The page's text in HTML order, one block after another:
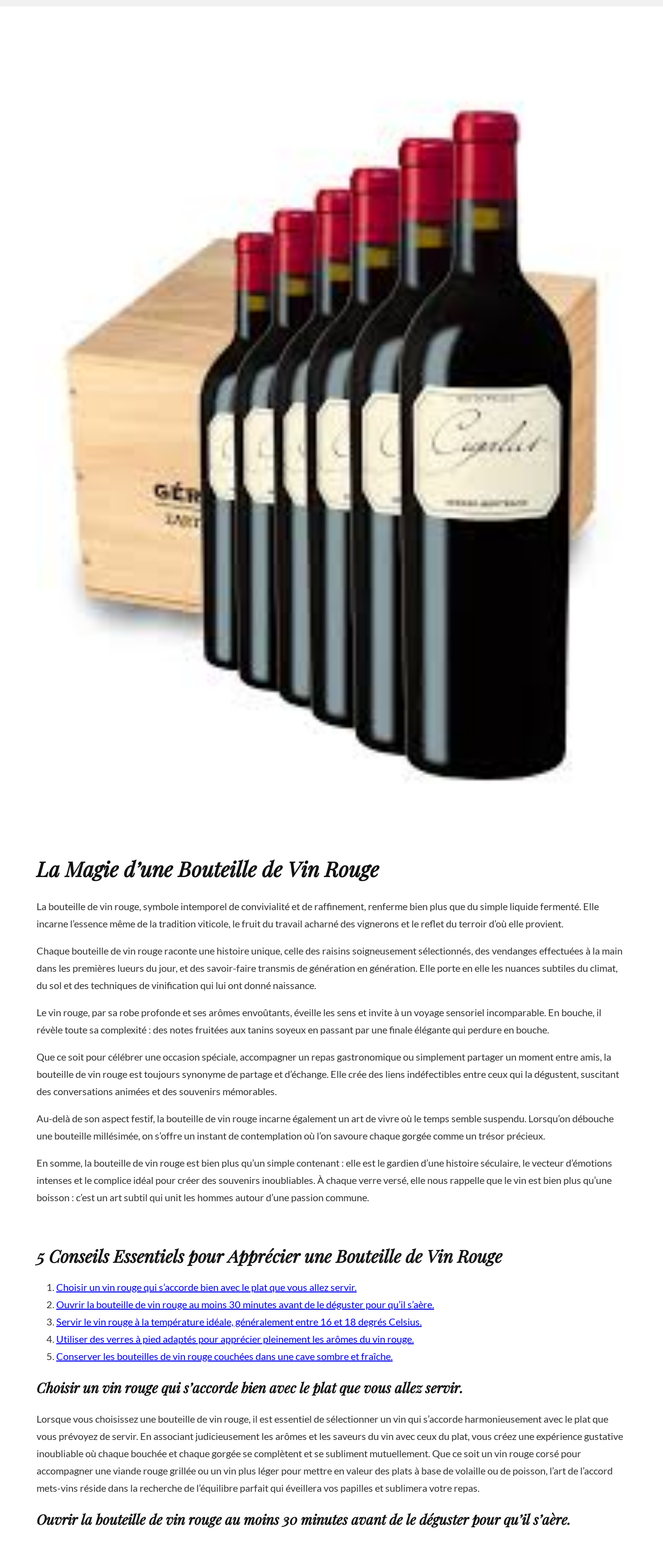
La Magie d’une Bouteille de Vin Rouge
La bouteille de vin rouge, symbole intemporel de convivialité et de raffinement, renferme bien plus que du simple liquide fermenté. Elle
incarne l’essence même de la tradition viticole, le fruit du travail acharné des vignerons et le reflet du terroir d’où elle provient.
Chaque bouteille de vin rouge raconte une histoire unique, celle des raisins soigneusement sélectionnés, des vendanges effectuées à la main
dans les premières lueurs du jour, et des savoir-faire transmis de génération en génération. Elle porte en elle les nuances subtiles du climat,
du sol et des techniques de vinification qui lui ont donné naissance.
Le vin rouge, par sa robe profonde et ses arômes envoûtants, éveille les sens et invite à un voyage sensoriel incomparable. En bouche, il
révèle toute sa complexité : des notes fruitées aux tanins soyeux en passant par une finale élégante qui perdure en bouche.
Que ce soit pour célébrer une occasion spéciale, accompagner un repas gastronomique ou simplement partager un moment entre amis, la
bouteille de vin rouge est toujours synonyme de partage et d’échange. Elle crée des liens indéfectibles entre ceux qui la dégustent, suscitant
des conversations animées et des souvenirs mémorables.
Au-delà de son aspect festif, la bouteille de vin rouge incarne également un art de vivre où le temps semble suspendu. Lorsqu’on débouche
une bouteille millésimée, on s’offre un instant de contemplation où l’on savoure chaque gorgée comme un trésor précieux.
En somme, la bouteille de vin rouge est bien plus qu’un simple contenant : elle est le gardien d’une histoire séculaire, le vecteur d’émotions
intenses et le complice idéal pour créer des souvenirs inoubliables. À chaque verre versé, elle nous rappelle que le vin est bien plus qu’une
boisson : c’est un art subtil qui unit les hommes autour d’une passion commune.
5 Conseils Essentiels pour Apprécier une Bouteille de Vin Rouge
Choisir un vin rouge qui s’accorde bien avec le plat que vous allez servir.
Ouvrir la bouteille de vin rouge au moins 30 minutes avant de le déguster pour qu’il s’aère.
Servir le vin rouge à la température idéale, généralement entre 16 et 18 degrés Celsius.
Utiliser des verres à pied adaptés pour apprécier pleinement les arômes du vin rouge.
Conserver les bouteilles de vin rouge couchées dans une cave sombre et fraîche.
Choisir un vin rouge qui s’accorde bien avec le plat que vous allez servir.
Lorsque vous choisissez une bouteille de vin rouge, il est essentiel de sélectionner un vin qui s’accorde harmonieusement avec le plat que
vous prévoyez de servir. En associant judicieusement les arômes et les saveurs du vin avec ceux du plat, vous créez une expérience gustative
inoubliable où chaque bouchée et chaque gorgée se complètent et se subliment mutuellement. Que ce soit un vin rouge corsé pour
accompagner une viande rouge grillée ou un vin plus léger pour mettre en valeur des plats à base de volaille ou de poisson, l’art de l’accord
mets-vins réside dans la recherche de l’équilibre parfait qui éveillera vos papilles et sublimera votre repas.
Ouvrir la bouteille de vin rouge au moins 30 minutes avant de le déguster pour qu’il s’aère.